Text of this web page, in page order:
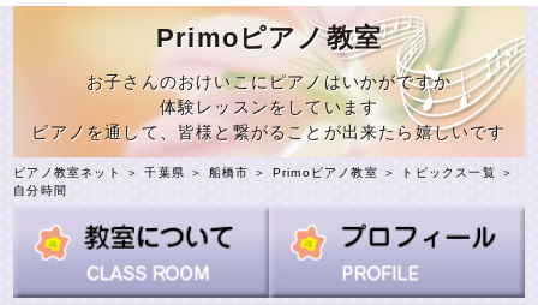
Primoピアノ教室
お子さんのおけいこにピアノはいかがですか
体験レッスンをしています
ピアノを通して、皆様と繋がることが出来たら嬉しいです
ピアノ教室ネット ＞千葉県 ＞ 船橋市 ＞ Primoピアノ教室 ＞ トピックス一覧 ＞
自分時間